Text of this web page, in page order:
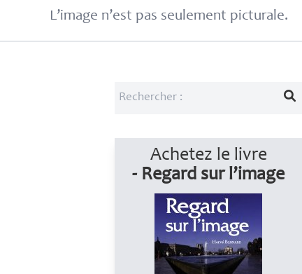
L’image n’est pas seulement picturale.
Achetez le livre
- Regard sur l’image